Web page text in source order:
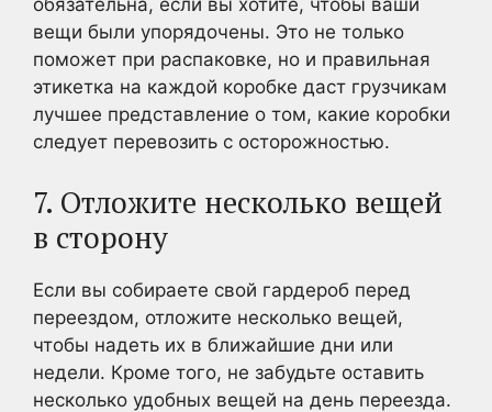
обязательна, если вы хотите, чтобы ваши
вещи были упорядочены. Это не только
поможет при распаковке, но и правильная
этикетка на каждой коробке даст грузчикам
лучшее представление о том, какие коробки
следует перевозить с осторожностью.
7. Отложите несколько вещей
в сторону
Если вы собираете свой гардероб перед
переездом, отложите несколько вещей,
чтобы надеть их в ближайшие дни или
недели. Кроме того, не забудьте оставить
несколько удобных вещей на день переезда.